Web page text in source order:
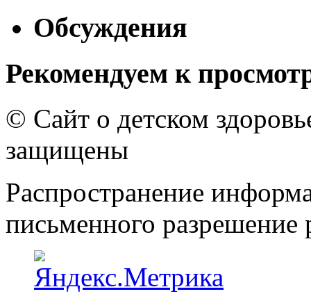
Обсуждения
Рекомендуем к
© Сайт о детском
защищены
Распространение
письменного разрешение